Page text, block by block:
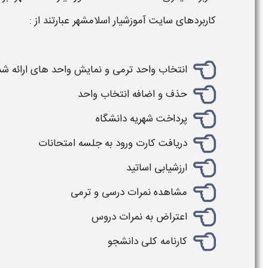
کاربردهای سایت آموزشیار اسلامشهر عبارتند از :
انتخاب واحد ترمی و نمایش واحد های ارائه
حذف و اضافه انتخاب واحد
پرداخت شهریه دانشگاه
دریافت کارت ورود به جلسه امتحانات
ارزشیابی اساتید
مشاهده نمرات درسی و ترمی
اعتراض به نمرات دروس
کارنامه کلی دانشجو